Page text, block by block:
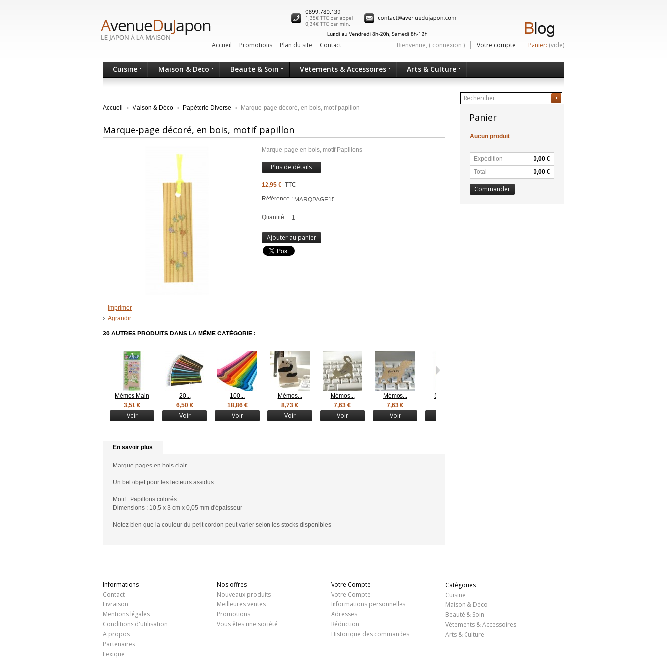
Bienvenue, ( connexion ) Votre compte Panier: (vide)
Accueil Promotions Plan du site Contact
Cuisine Maison & Déco Beauté & Soin Vêtements & Accessoires Arts & Culture
Accueil > Maison & Déco > Papéterie Diverse > Marque-page décoré, en bois, motif papillon
Marque-page décoré, en bois, motif papillon
Imprimer
Agrandir
Marque-page en bois, motif Papillons
Plus de détails
12,95 € TTC
Référence : MARQPAGE15
Quantité :
Ajouter au panier
30 AUTRES PRODUITS DANS LA MÊME CATÉGORIE :
Mémos Main
3,51 €
Voir
20...
6,50 €
Voir
100...
18,86 €
Voir
Mémos...
8,73 €
Voir
Mémos...
7,63 €
Voir
Mémos...
7,63 €
Voir
Set de 4...
En savoir plus
Marque-pages en bois clair
Un bel objet pour les lecteurs assidus.
Motif : Papillons colorés
Dimensions : 10,5 x 3 cm x 0,05 mm d'épaisseur
Notez bien que la couleur du petit cordon peut varier selon les stocks disponibles
Panier
Aucun produit
Expédition
0,00 €
Total
0,00 €
Commander
Catégories
Cuisine
Maison & Déco
Beauté & Soin
Vêtements & Accessoires
Arts & Culture
Informations
Contact
Livraison
Mentions légales
Conditions d'utilisation
A propos
Partenaires
Lexique
Nos offres
Nouveaux produits
Meilleures ventes
Promotions
Vous êtes une société
Votre Compte
Votre Compte
Informations personnelles
Adresses
Réduction
Historique des commandes